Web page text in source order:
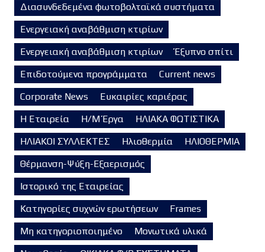
Διασυνδεδεμένα φωτοβολταϊκά συστήματα
Ενεργειακή αναβάθμιση κτιρίων
Ενεργειακή αναβάθμιση κτιρίων
Έξυπνο σπίτι
Επιδοτούμενα προγράμματα
Current news
Corporate News
Ευκαιρίες καριέρας
Η Εταιρεία
Η/Μ Έργα
ΗΛΙΑΚΑ ΦΩΤΙΣΤΙΚΑ
ΗΛΙΑΚΟΙ ΣΥΛΛΕΚΤΕΣ
Ηλιοθερμία
ΗΛΙΟΘΕΡΜΙΑ
Θέρμανση-Ψύξη-Εξαερισμός
Ιστορικό της Εταιρείας
Κατηγορίες συχνών ερωτήσεων
Frames
Μη κατηγοριοποιημένο
Μονωτικά υλικά